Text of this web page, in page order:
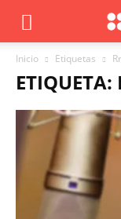
Inicio Etiquetas
ETIQUETA: